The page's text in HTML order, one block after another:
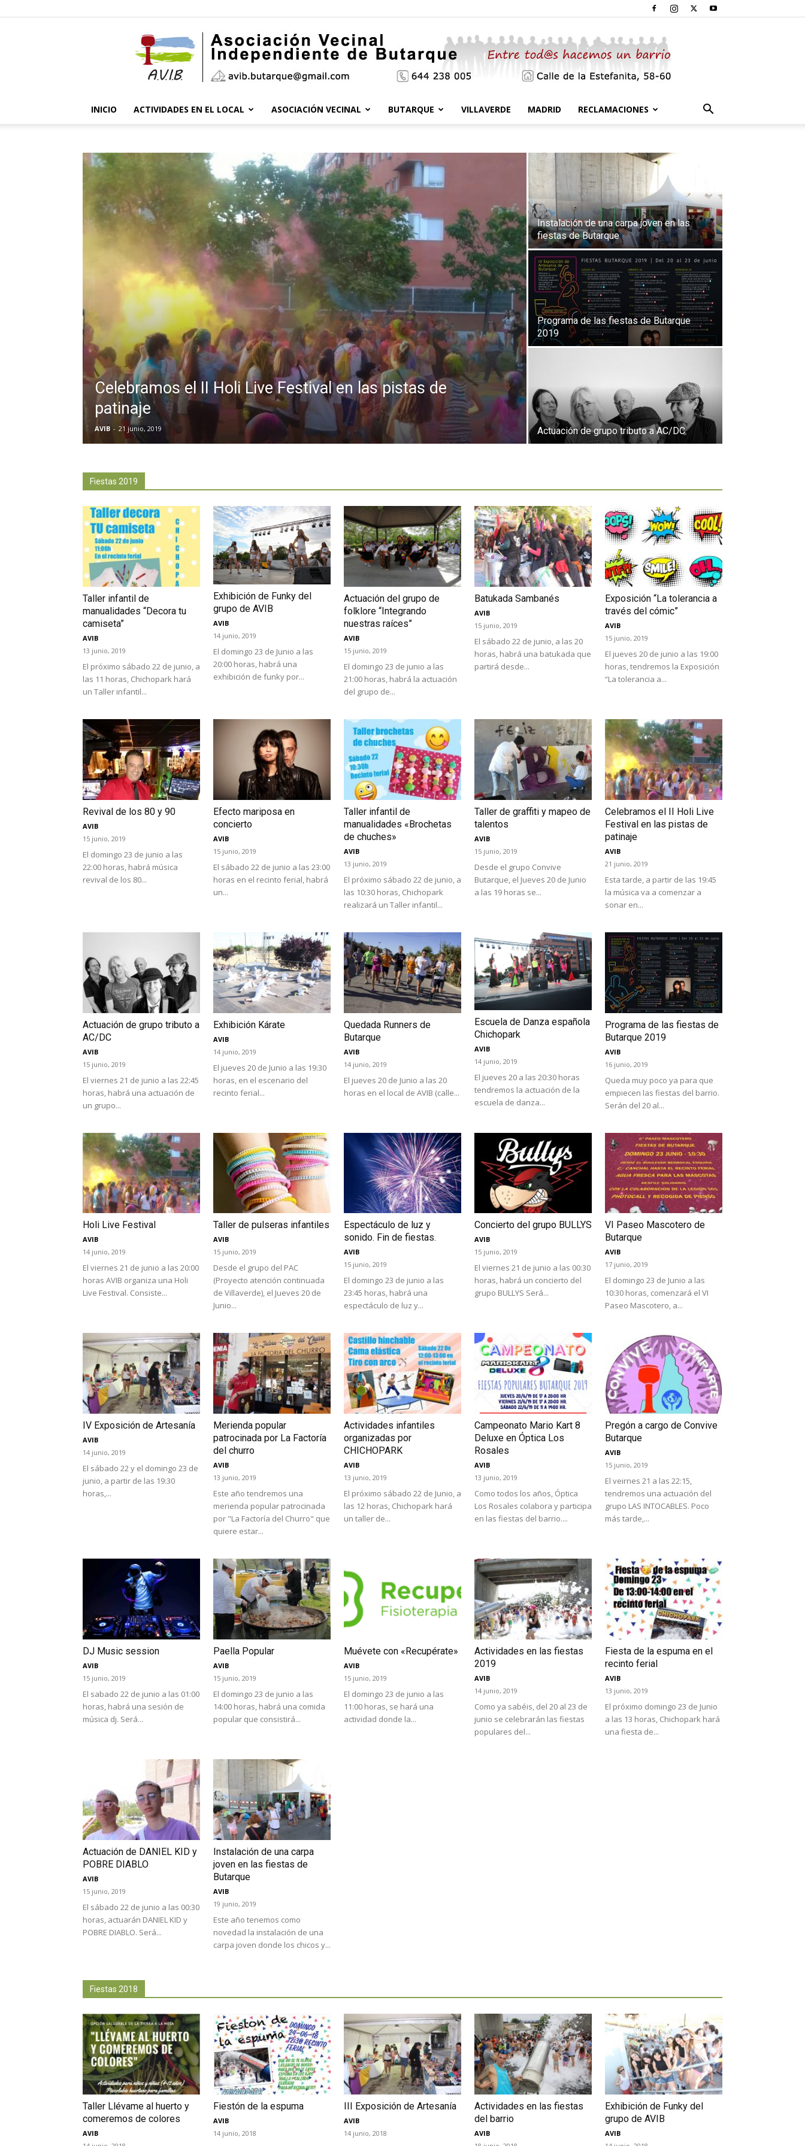
Vecinal
Independiente
de
Butarque
INICIO ACTIVIDADES EN EL LOCAL ASOCIACIÓN VECINAL BUTARQUE VILLAVERDE MADRID RECLAMACIONES
Celebramos el II Holi Live Festival en las pistas de
patinaje
AVIB - 21 junio, 2019
Instalación de una carpa joven en las
fiestas de Butarque
Programa de las fiestas de Butarque
2019
Actuación de grupo tributo a AC/DC
Fiestas 2019
Taller infantil de
manualidades “Decora tu
camiseta”
AVIB
13 junio, 2019
El próximo sábado 22 de junio, a
las 11 horas, Chichopark hará
un Taller infantil...
Exhibición de Funky del
grupo de AVIB
AVIB
14 junio, 2019
El domingo 23 de Junio a las
20:00 horas, habrá una
exhibición de funky por...
Actuación del grupo de
folklore “Integrando
nuestras raíces”
AVIB
15 junio, 2019
El domingo 23 de junio a las
21:00 horas, habrá la actuación
del grupo de...
Batukada Sambanés
AVIB
15 junio, 2019
El sábado 22 de junio, a las 20
horas, habrá una batukada que
partirá desde...
Exposición “La tolerancia a
través del cómic”
AVIB
15 junio, 2019
El jueves 20 de junio a las 19:00
horas, tendremos la Exposición
“La tolerancia a...
Revival de los 80 y 90
AVIB
15 junio, 2019
El domingo 23 de junio a las
22:00 horas, habrá música
revival de los 80...
Efecto mariposa en
concierto
AVIB
15 junio, 2019
El sábado 22 de junio a las 23:00
horas en el recinto ferial, habrá
un...
Taller infantil de
manualidades «Brochetas
de chuches»
AVIB
13 junio, 2019
El próximo sábado 22 de junio, a
las 10:30 horas, Chichopark
realizará un Taller infantil...
Taller de graffiti y mapeo de
talentos
AVIB
15 junio, 2019
Desde el grupo Convive
Butarque, el Jueves 20 de Junio
a las 19 horas se...
Celebramos el II Holi Live
Festival en las pistas de
patinaje
AVIB
21 junio, 2019
Esta tarde, a partir de las 19:45
la música va a comenzar a
sonar en...
Actuación de grupo tributo a
AC/DC
AVIB
15 junio, 2019
El viernes 21 de junio a las 22:45
horas, habrá una actuación de
un grupo...
Exhibición Kárate
AVIB
14 junio, 2019
El jueves 20 de Junio a las 19:30
horas, en el escenario del
recinto ferial...
Quedada Runners de
Butarque
AVIB
14 junio, 2019
El jueves 20 de Junio a las 20
horas en el local de AVIB (calle...
Escuela de Danza española
Chichopark
AVIB
14 junio, 2019
El jueves 20 a las 20:30 horas
tendremos la actuación de la
escuela de danza...
Programa de las fiestas de
Butarque 2019
AVIB
16 junio, 2019
Queda muy poco ya para que
empiecen las fiestas del barrio.
Serán del 20 al...
Holi Live Festival
AVIB
14 junio, 2019
El viernes 21 de junio a las 20:00
horas AVIB organiza una Holi
Live Festival. Consiste...
Taller de pulseras infantiles
AVIB
15 junio, 2019
Desde el grupo del PAC
(Proyecto atención continuada
de Villaverde), el Jueves 20 de
Junio...
Espectáculo de luz y
sonido. Fin de fiestas.
AVIB
15 junio, 2019
El domingo 23 de junio a las
23:45 horas, habrá una
espectáculo de luz y...
Concierto del grupo BULLYS
AVIB
15 junio, 2019
El viernes 21 de junio a las 00:30
horas, habrá un concierto del
grupo BULLYS Será...
VI Paseo Mascotero de
Butarque
AVIB
17 junio, 2019
El domingo 23 de Junio a las
10:30 horas, comenzará el VI
Paseo Mascotero, a...
IV Exposición de Artesanía
AVIB
14 junio, 2019
El sábado 22 y el domingo 23 de
junio, a partir de las 19:30
horas,...
Merienda popular
patrocinada por La Factoría
del churro
AVIB
13 junio, 2019
Este año tendremos una
merienda popular patrocinada
por "La Factoría del Churro" que
quiere estar...
Actividades infantiles
organizadas por
CHICHOPARK
AVIB
13 junio, 2019
El próximo sábado 22 de Junio, a
las 12 horas, Chichopark hará
un taller de...
Campeonato Mario Kart 8
Deluxe en Óptica Los
Rosales
AVIB
13 junio, 2019
Como todos los años, Óptica
Los Rosales colabora y participa
en las fiestas del barrio....
Pregón a cargo de Convive
Butarque
AVIB
15 junio, 2019
El veirnes 21 a las 22:15,
tendremos una actuación del
grupo LAS INTOCABLES. Poco
más tarde,...
DJ Music session
AVIB
15 junio, 2019
El sabado 22 de junio a las 01:00
horas, habrá una sesión de
música dj. Será...
Paella Popular
AVIB
15 junio, 2019
El domingo 23 de junio a las
14:00 horas, habrá una comida
popular que consistirá...
Muévete con «Recupérate»
AVIB
15 junio, 2019
El domingo 23 de junio a las
11:00 horas, se hará una
actividad donde la...
Actividades en las fiestas
2019
AVIB
14 junio, 2019
Como ya sabéis, del 20 al 23 de
junio se celebrarán las fiestas
populares del...
Fiesta de la espuma en el
recinto ferial
AVIB
13 junio, 2019
El próximo domingo 23 de Junio
a las 13 horas, Chichopark hará
una fiesta de...
Actuación de DANIEL KID y
POBRE DIABLO
AVIB
15 junio, 2019
El sábado 22 de junio a las 00:30
horas, actuarán DANIEL KID y
POBRE DIABLO. Será...
Instalación de una carpa
joven en las fiestas de
Butarque
AVIB
19 junio, 2019
Este año tenemos como
novedad la instalación de una
carpa joven donde los chicos y...
Fiestas 2018
Taller Llévame al huerto y
comeremos de colores
AVIB
Fiestón de la espuma
AVIB
14 junio, 2018
III Exposición de Artesanía
AVIB
14 junio, 2018
Actividades en las fiestas
del barrio
AVIB
Exhibición de Funky del
grupo de AVIB
AVIB